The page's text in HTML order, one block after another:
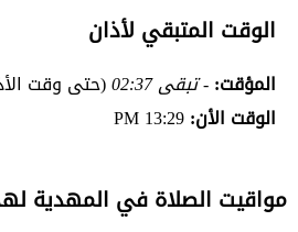
الوقت المتبقي لأذان
المؤقت:- تبقى 02:37
(حتى وقت
الوقت الأن:
مواقيت الصلاة في المهدية